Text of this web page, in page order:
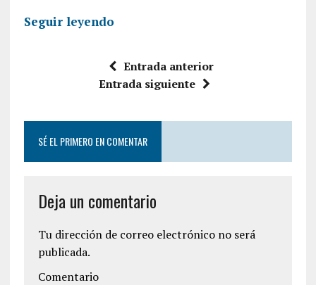
Seguir leyendo
Entrada anterior
Entrada siguiente
SÉ EL PRIMERO EN COMENTAR
Deja un comentario
Tu dirección de correo electrónico no será
publicada.
Comentario